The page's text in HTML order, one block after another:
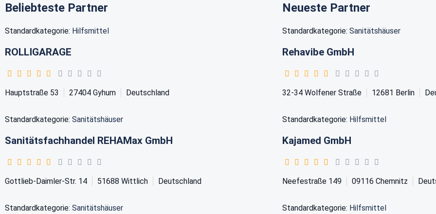
Beliebteste Partner
Standardkategorie: Hilfsmittel
ROLLIGARAGE
Hauptstraße 53 27404 Gyhum Deutschland
Standardkategorie: Sanitätshäuser
Sanitätsfachhandel REHAMax GmbH
Gottlieb-Daimler-Str. 14 51688 Wittlich Deutschland
Standardkategorie: Sanitätshäuser
Neueste Partner
Standardkategorie: Sanitätshäuser
Rehavibe GmbH
32-34 Wolfener Straße 12681 Berlin
Standardkategorie: Hilfsmittel
Kajamed GmbH
Neefestraße 149 09116 Chemnitz
Standardkategorie: Hilfsmittel